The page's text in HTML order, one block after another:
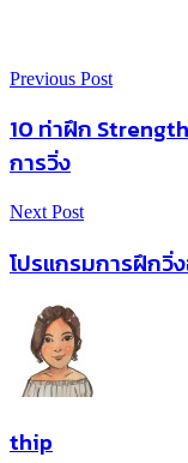
Previous Post
10 ท่าฝึก
การวิ่ง
Next Post
โปรแกรมการฝึกวิ่
thip